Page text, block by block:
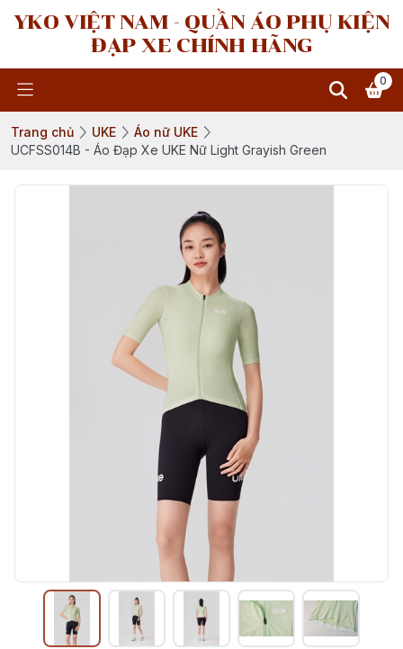
YKO VIỆT NAM - QUẦN ÁO PHỤ KIỆN
ĐẠP XE CHÍNH HÃNG
0
Trang chủ UKE
Áo nữ UKE
UCFSS014B - Áo Đạp Xe UKE Nữ Light Grayish Green